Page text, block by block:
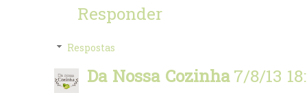
Responder
Respostas
Da Nossa Cozinha7/8/13